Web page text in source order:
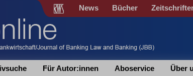
News Bücher
Für Autor:innen Aboservice Über